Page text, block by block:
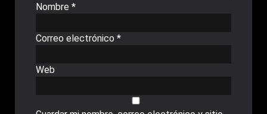
Nombre *
Correo electrónico *
Web